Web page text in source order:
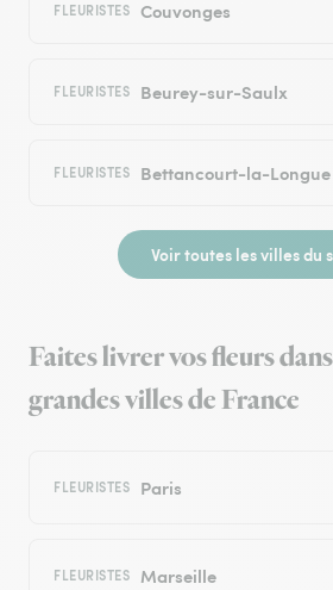
FLEURISTES Couvonges
FLEURISTES Beurey-sur-Saulx
FLEURISTES Bettancourt-la-Longue
Voir toutes les villes du
Faites livrer vos fleurs
grandes villes de France
FLEURISTES Paris
FLEURISTES Marseille